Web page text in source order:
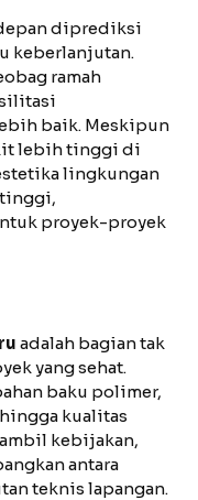
diprediksi
keberlanjutan.
ramah
baik. Meskipun
lebih tinggi di
lingkungan
proyek-proyek
adalah bagian tak
yang sehat.
baku polimer,
kualitas
kebijakan,
antara
teknis lapangan.